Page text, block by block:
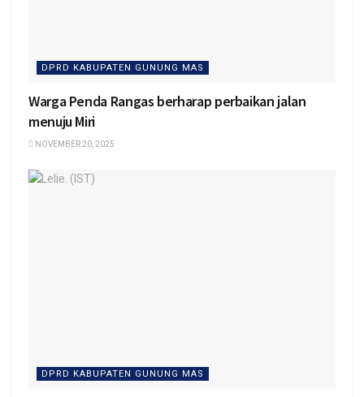
DPRD KABUPATEN GUNUNG MAS
Warga Penda Rangas berharap perbaikan jalan
menuju Miri
NOVEMBER 20, 2025
DPRD KABUPATEN GUNUNG MAS